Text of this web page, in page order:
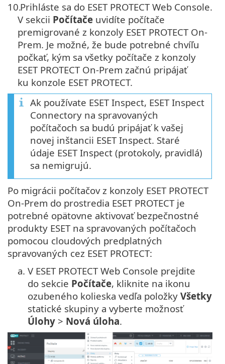
10.Prihláste sa do ESET PROTECT Web Console.
V sekcii Počítače uvidíte počítače
premigrované z konzoly ESET PROTECT On-
Prem. Je možné, že bude potrebné chvíľu
počkať, kým sa všetky počítače z konzoly
ESET PROTECT On-Prem začnú pripájať
ku konzole ESET PROTECT.
Ak používate ESET Inspect, ESET Inspect
Connectory na spravovaných
počítačoch sa budú pripájať k vašej
novej inštancii ESET Inspect. Staré
údaje ESET Inspect (protokoly, pravidlá)
sa nemigrujú.
Po migrácii počítačov z konzoly ESET PROTECT
On-Prem do prostredia ESET PROTECT je
potrebné opätovne aktivovať bezpečnostné
produkty ESET na spravovaných počítačoch
pomocou cloudových predplatných
spravovaných cez ESET PROTECT:
a. V ESET PROTECT Web Console prejdite
do sekcie Počítače, kliknite na ikonu
ozubeného kolieska vedľa položky Všetky
statické skupiny a vyberte možnosť
Úlohy > Nová úloha.